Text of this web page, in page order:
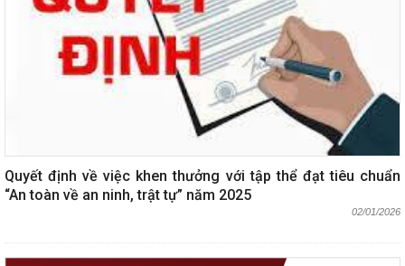
Quyết định về việc khen thưởng với tập thể đạt tiêu chuẩn
“An toàn về an ninh, trật tự” năm 2025
02/01/2026